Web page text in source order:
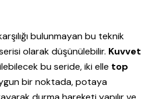
bulunmayan bu teknik
olarak düşünülebilir. Kuvvet
bu seride, iki elle top
bir noktada, potaya